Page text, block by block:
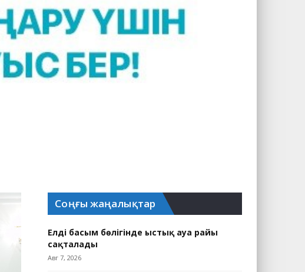
Соңғы жаңалықтар
Елдің басым бөлігінде ыстық ауа райы
сақталады
Авг 7, 2026